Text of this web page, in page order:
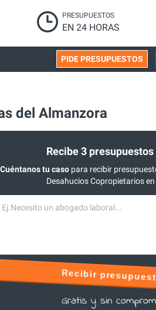
PRESUPUESTOS
EN 24 HORAS
PIDE PRESUPUESTOS
del Almanzora
Recibe 3
Cuéntanos tu casopara recibir
Desahucios Copropietarios
Recibir
Gratis y sin